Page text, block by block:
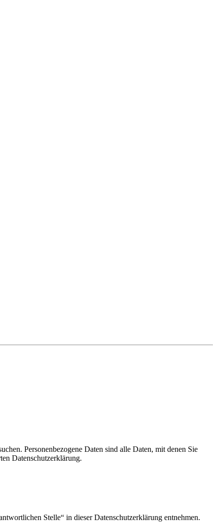
Personenbezogene Daten sind alle Daten, mit denen Sie
Datenschutzerklärung.
Stelle“ in dieser Datenschutzerklärung entnehmen.